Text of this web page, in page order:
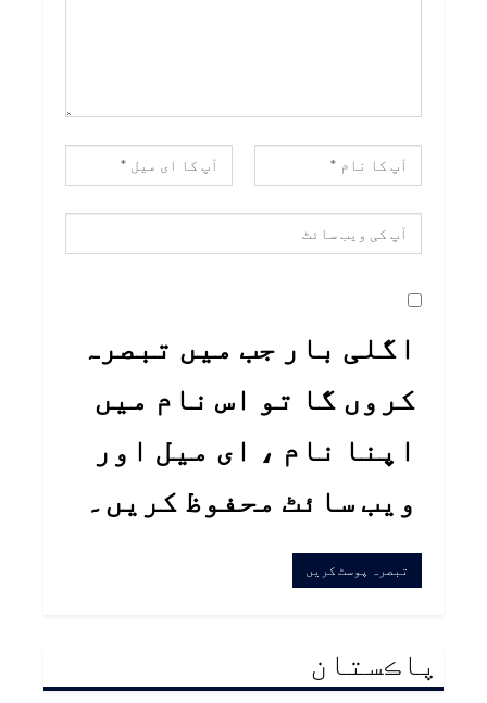
اگلی بار جب میں تبصرہ
کروں گا تو اس نام میں
اپنا نام ، ای میل اور
ویب سائٹ محفوظ کریں۔
پاڪستان